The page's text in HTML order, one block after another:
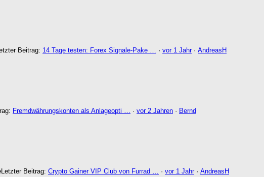
Beitrag: 14 Tage testen: Forex Signale-Pake … · vor 1 Jahr· AndreasH
Fremdwährungskonten als Anlageopti … · vor 2 Jahren · Bernd
Letzter Beitrag: Crypto Gainer VIP Club von Furrad … · vor 1 Jahr· AndreasH